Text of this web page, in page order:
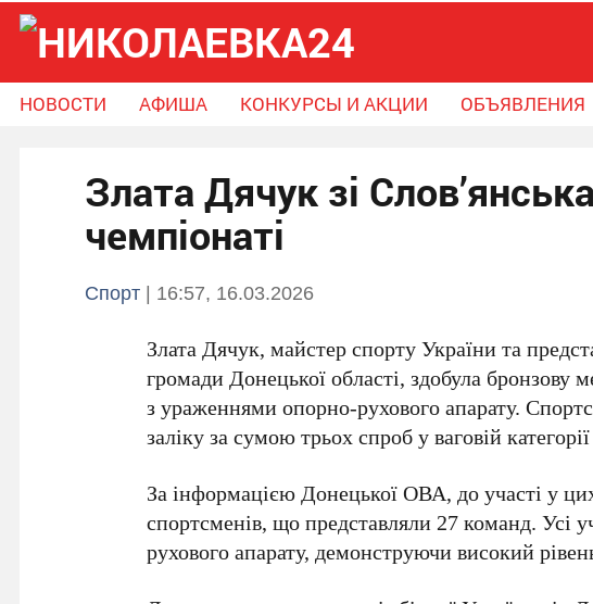
НОВОСТИ АФИША КОНКУРСЫ И АКЦИИ ОБЪЯВЛЕНИЯ
Объявления
Справочник громады
Злата Дячук зі
чемпіонаті
Спорт | 16:57, 16.03.2026
Злата Дячук, майстер спорту України та
громади Донецької області, здобула бронзову
з ураженнями опорно-рухового апарату.
заліку за сумою трьох спроб у ваговій
За інформацією Донецької ОВА, до участі у
спортсменів, що представляли27 команд. Усі
рухового апарату, демонструючи високий